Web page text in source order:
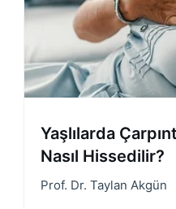
Yaşlılarda
Nasıl Hissedilir?
Prof. Dr. Taylan Akgün